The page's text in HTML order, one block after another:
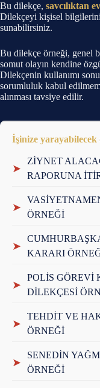
Bu dilekçe, savcılıktan
Dilekçeyi kişisel
sunabilirsiniz.
Bu dilekçe örneği, genel
somut olayın kendine
Dilekçenin kullanımı
sorumluluk kabul
alınması tavsiye edilir.
İşinize
➤
ZİYNET
RAPORUNA
➤
ÖRNEĞİ
➤
KARARI
➤
POLİS
DİLEKÇESİ
➤
TEHDİT VE
ÖRNEĞİ
➤
SENEDİN
ÖRNEĞİ